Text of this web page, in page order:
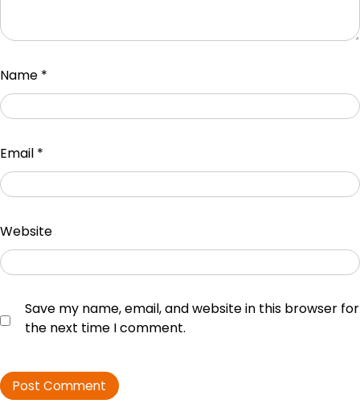
Name *
Email *
Website
Save my name, email, and website in this browser for
the next time I comment.